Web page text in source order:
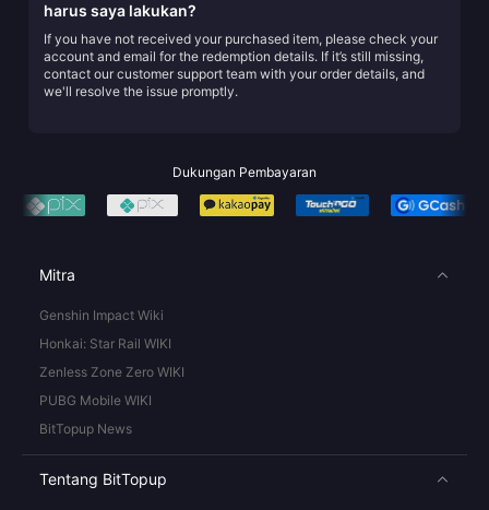
harus saya lakukan?
If you have not received your purchased item, please check your
account and email for the redemption details. If it’s still missing,
contact our customer support team with your order details, and
we'll resolve the issue promptly.
Dukungan Pembayaran
Mitra
Genshin Impact Wiki
Honkai: Star Rail WIKI
Zenless Zone Zero WIKI
PUBG Mobile WIKI
BitTopup News
Tentang BitTopup